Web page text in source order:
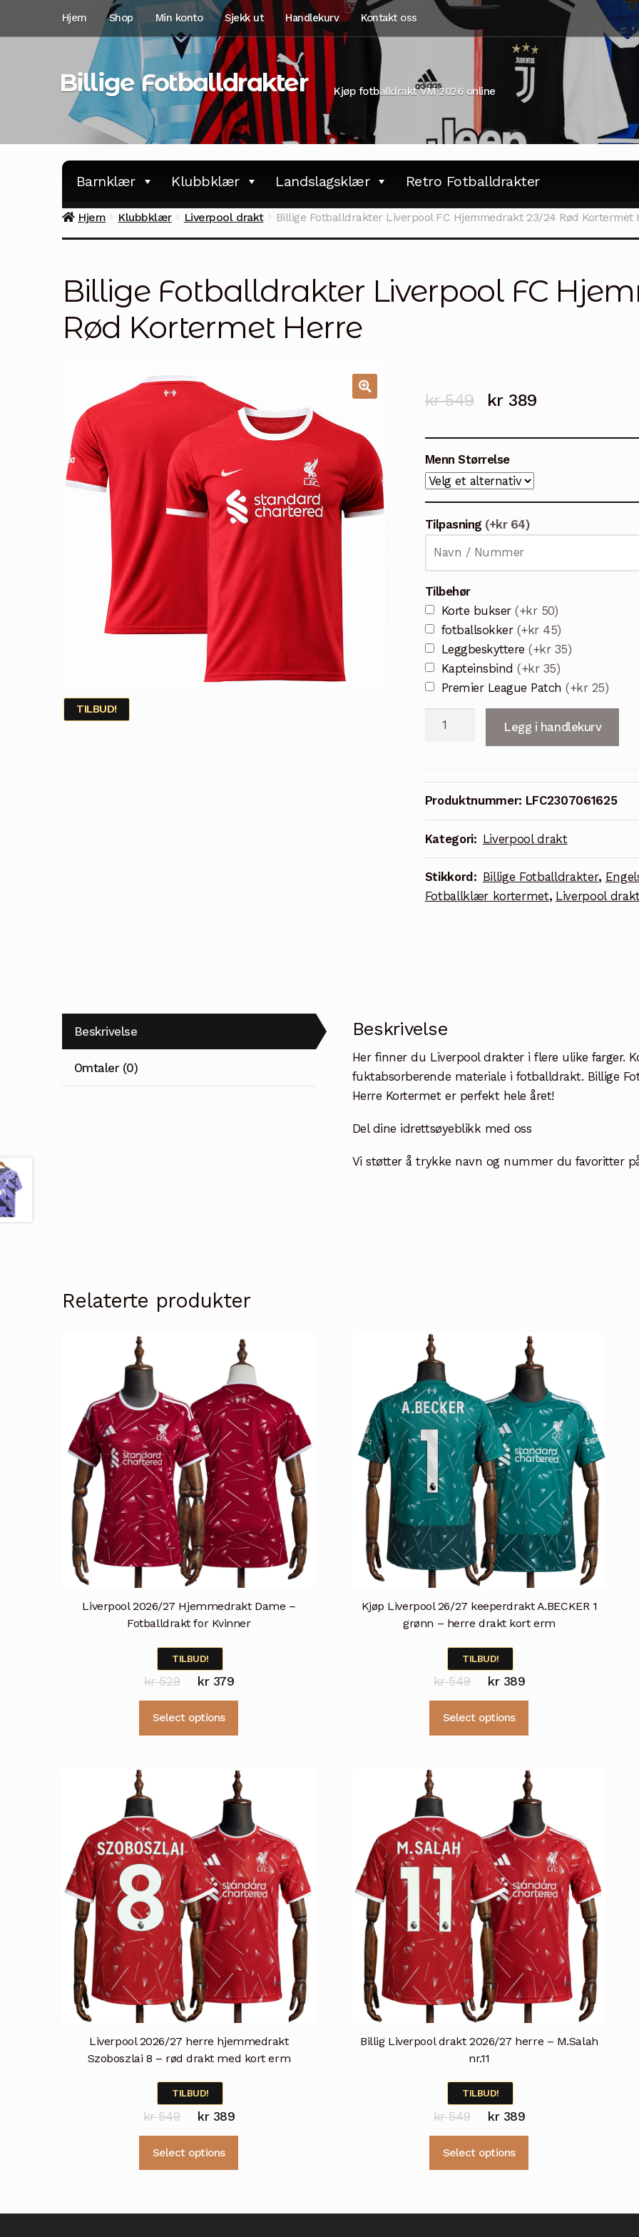
navigasjon
innhold
Hjem Shop Min konto Sjekk ut Handlekurv Kontakt oss
Billige Fotballdrakter Kjøp fotballdrakt VM 2026 online
Barnklær Klubbklær Landslagsklær Retro Fotballdrakter
Hjem Klubbklær Liverpool drakt Billige Fotballdrakter Liverpool FC Hjemmedrakt 23/24 Rød Kortermet
Billige Fotballdrakter Liverpool FC
Rød Kortermet Herre
TILBUD!
kr549
Opprinnelig
var:
kr 549.
kr389Nåværende
Menn Størrelse
Tilpasning (+kr 64)
Tilbehør
Korte bukser(+kr 50)
fotballsokker (+kr 45)
Leggbeskyttere(+kr 35)
Kapteinsbind(+kr 35)
Premier League Patch(+kr 25)
Hjemmedrakt
Rød
Herre
antall
Legg i handlekurv
Produktnummer: LFC2307061625
Kategori: Liverpool drakt
Stikkord: Billige Fotballdrakter,
Fotballklær kortermet, Liverpool
Beskrivelse
Omtaler (0)
Beskrivelse
Her finner du Liverpool drakter i flere ulike farger.
fuktabsorberende materiale i fotballdrakt. Billige
Herre Kortermet er perfekt hele året!
Del dine idrettsøyeblikk med oss
Vi støtter å trykke navn og nummer du favoritter
Relaterte produkter
Liverpool 2026/27 Hjemmedrakt Dame –
Fotballdrakt for Kvinner
TILBUD!
kr529
Opprinnelig
pris
var:
kr379Nåværende
pris
Select options
varianter.
Alternativene
kan
velges
på
produktsiden
Kjøp Liverpool 26/27 keeperdrakt A.BECKER 1
grønn – herre drakt kort erm
TILBUD!
kr549
Opprinnelig
pris
var:
kr389Nåværende
pris
Select options
varianter.
Alternativene
kan
velges
på
produktsiden
Liverpool 2026/27 herre hjemmedrakt
Szoboszlai 8 – rød drakt med kort erm
TILBUD!
kr549
Opprinnelig
pris
var:
kr389Nåværende
pris
Select options
varianter.
Billig Liverpool drakt 2026/27 herre – M.Salah
nr.11
TILBUD!
kr549
Opprinnelig
pris
var:
kr389Nåværende
pris
Select options
varianter.